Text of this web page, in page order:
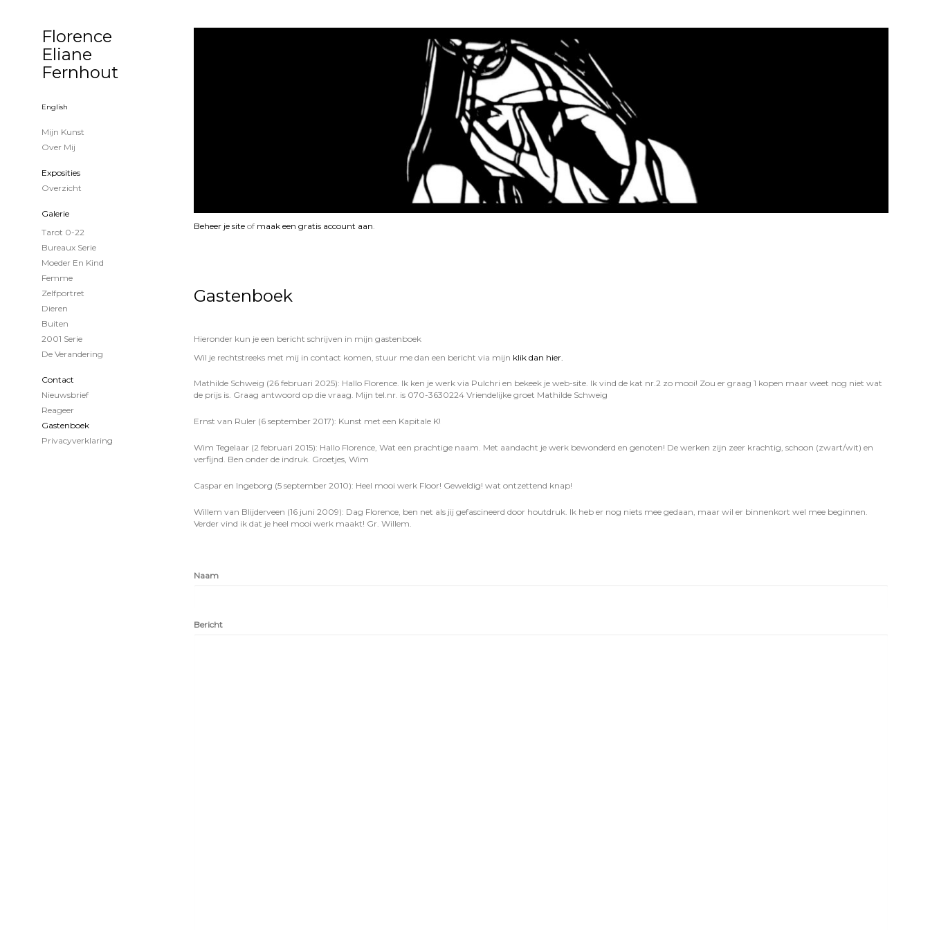
Beheer je site of maak een gratis account aan
Gastenboek
Hieronder kun je een bericht schrijven in mijn gastenboek
Wil je rechtstreeks met mij in contact komen, stuur me dan een bericht via mijn klik dan hier.
Mathilde Schweig (26 februari 2025): Hallo Florence. Ik ken je werk via Pulchri en bekeek je web-site. Ik vind de kat nr.2 zo mooi! Zou er graag 1 kopen maar weet nog niet wat
de prijs is. Graag antwoord op die vraag. Mijn tel.nr. is 070-3630224 Vriendelijke groet Mathilde Schweig
Ernst van Ruler (6 september 2017): Kunst met een Kapitale K!
Wim Tegelaar (2 februari 2015): Hallo Florence, Wat een prachtige naam. Met aandacht je werk bewonderd en genoten! De werken zijn zeer krachtig, schoon (zwart/wit) en
verfijnd. Ben onder de indruk. Groetjes, Wim
Caspar en Ingeborg (5 september 2010): Heel mooi werk Floor! Geweldig! wat ontzettend knap!
Willem van Blijderveen (16 juni 2009): Dag Florence, ben net als jij gefascineerd door houtdruk. Ik heb er nog niets mee gedaan, maar wil er binnenkort wel mee beginnen.
Verder vind ik dat je heel mooi werk maakt! Gr. Willem.
Naam
Bericht
Florence
Eliane
Fernhout
English
Mijn Kunst
Over Mij
Exposities
Overzicht
Galerie
Tarot 0-22
Bureaux Serie
Moeder En Kind
Femme
Zelfportret
Dieren
Buiten
2001 Serie
De Verandering
Contact
Nieuwsbrief
Reageer
Gastenboek
Privacyverklaring